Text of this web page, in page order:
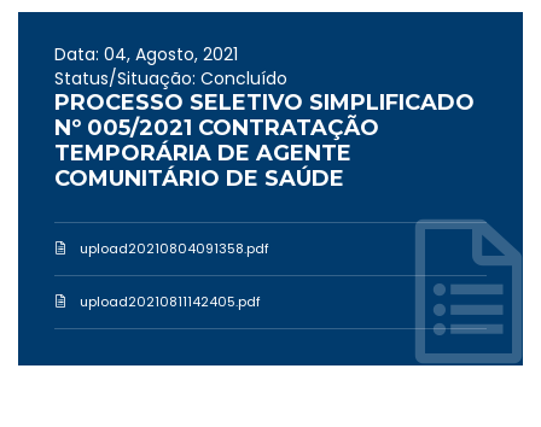
Data: 04, Agosto, 2021
Status/Situação: Concluído
PROCESSO SELETIVO SIMPLIFICADO
Nº 005/2021 CONTRATAÇÃO
TEMPORÁRIA DE AGENTE
COMUNITÁRIO DE SAÚDE
upload20210804091358.pdf
upload20210811142405.pdf